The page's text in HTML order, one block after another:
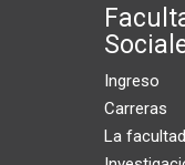
Ingreso
Carreras
La facultad